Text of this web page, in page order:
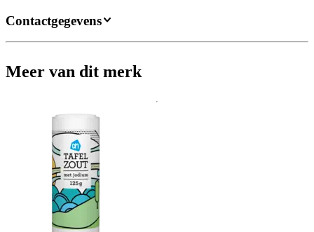
Contactgegevens
Meer van dit merk